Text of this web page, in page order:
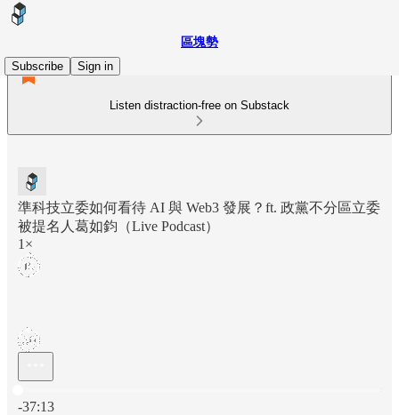
區塊勢
Subscribe
Sign in
Listen distraction-free on Substack
準科技立委如何看待 AI 與 Web3 發展？ft. 政黨不分區立委
被提名人葛如鈞（Live Podcast）
1×
-37:13